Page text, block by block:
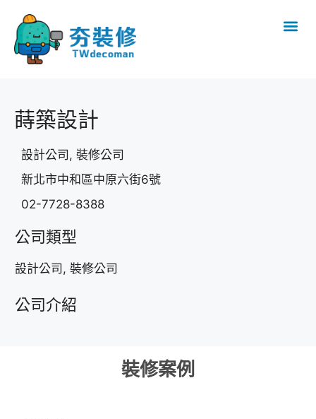
蒔築設計
設計公司, 裝修公司
新北市中和區中原六街6號
02-7728-8388
公司類型
設計公司, 裝修公司
公司介紹
裝修案例